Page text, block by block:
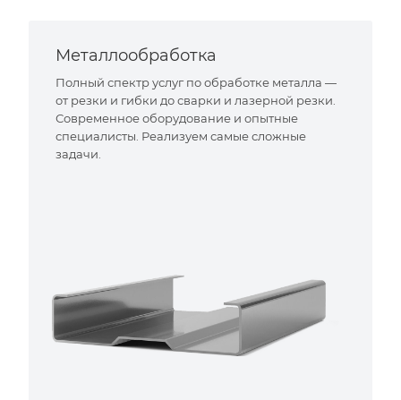
Металлообработка
Полный спектр услуг по обработке металла —
от резки и гибки до сварки и лазерной резки.
Современное оборудование и опытные
специалисты. Реализуем самые сложные
задачи.